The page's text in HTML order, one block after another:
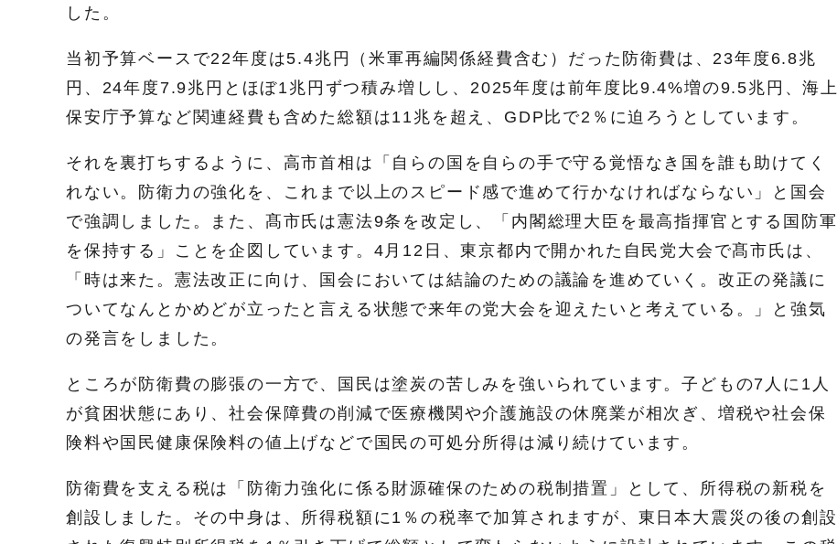
した。
当初予算ベースで22年度は5.4兆円（米軍再編関係経費含む）だった防衛費は、23年度6.8兆
円、24年度7.9兆円とほぼ1兆円ずつ積み増しし、2025年度は前年度比9.4%増の9.5兆円、海上
保安庁予算など関連経費も含めた総額は11兆を超え、GDP比で2％に迫ろうとしています。
それを裏打ちするように、高市首相は「自らの国を自らの手で守る覚悟なき国を誰も助けてく
れない。防衛力の強化を、これまで以上のスピード感で進めて行かなければならない」と国会
で強調しました。また、髙市氏は憲法9条を改定し、「内閣総理大臣を最高指揮官とする国防軍
を保持する」ことを企図しています。4月12日、東京都内で開かれた自民党大会で髙市氏は、
「時は来た。憲法改正に向け、国会においては結論のための議論を進めていく。改正の発議に
ついてなんとかめどが立ったと言える状態で来年の党大会を迎えたいと考えている。」と強気
の発言をしました。
ところが防衛費の膨張の一方で、国民は塗炭の苦しみを強いられています。子どもの7人に1人
が貧困状態にあり、社会保障費の削減で医療機関や介護施設の休廃業が相次ぎ、増税や社会保
険料や国民健康保険料の値上げなどで国民の可処分所得は減り続けています。
防衛費を支える税は「防衛力強化に係る財源確保のための税制措置」として、所得税の新税を
創設しました。その中身は、所得税額に1％の税率で加算されますが、東日本大震災の後の創設